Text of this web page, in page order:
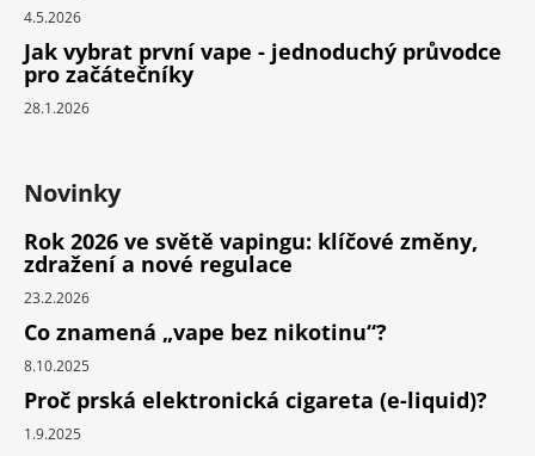
4.5.2026
Jak vybrat první vape - jednoduchý průvodce
pro začátečníky
28.1.2026
Novinky
Rok 2026 ve světě vapingu: klíčové změny,
zdražení a nové regulace
23.2.2026
Co znamená „vape bez nikotinu“?
8.10.2025
Proč prská elektronická cigareta (e-liquid)?
1.9.2025